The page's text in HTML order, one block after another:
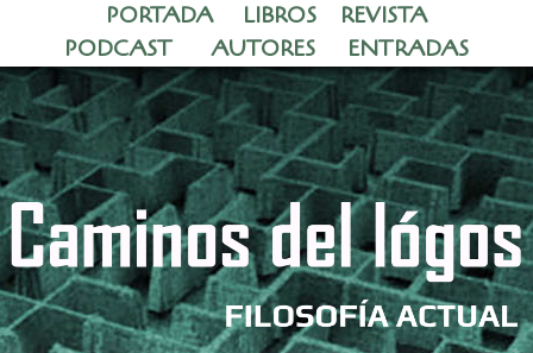
PORTADA LIBROS
REVISTA
PODCAST
AUTORES ENTRADAS